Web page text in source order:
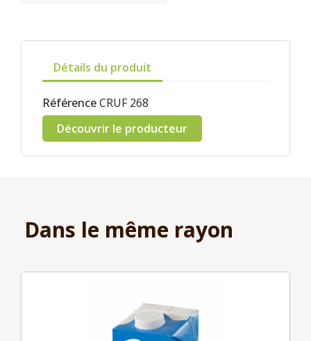
Détails du produit
RéférenceCRUF 268
Découvrir le producteur
Dans le même rayon